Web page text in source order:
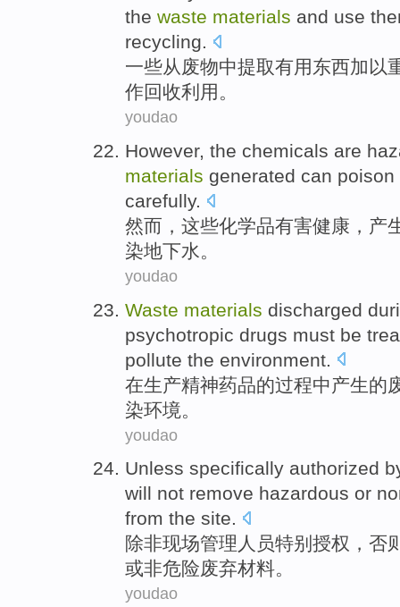
the waste materials and use
recycling.
一些从 废物中提取有用东西加以
作回收利用。
youdao
However, the chemicals are
materials generated can poison
carefully.
然而 ， 这些化学品有害健康 ， 产
染地下水。
youdao
Waste materials discharged
psychotropic drugs must be
pollute the environment
在生产精神药品的过程中产生的
染环境。
youdao
Unless specifically authorized
will not remove hazardous or
from the site.
除非现场管理 人员特别 授权 ，否
或非危险废弃材料。
youdao